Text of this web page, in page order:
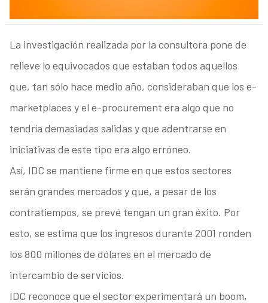
La investigación realizada por la consultora pone de
relieve lo equivocados que estaban todos aquellos
que, tan sólo hace medio año, consideraban que los e-
marketplaces y el e-procurement era algo que no
tendría demasiadas salidas y que adentrarse en
iniciativas de este tipo era algo erróneo.
Así, IDC se mantiene firme en que estos sectores
serán grandes mercados y que, a pesar de los
contratiempos, se prevé tengan un gran éxito. Por
esto, se estima que los ingresos durante 2001 ronden
los 800 millones de dólares en el mercado de
intercambio de servicios.
IDC reconoce que el sector experimentará un boom,